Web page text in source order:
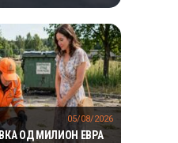
ОД 1,5
ОД МИЛИОН ЕВРА
05/08/2026